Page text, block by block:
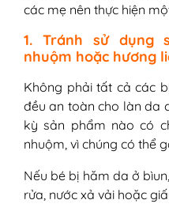
các mẹ nên thực hiện
1. Tránh sử dụng
nhuộm hoặc hương
Không phải tất cả các
đều an toàn cho làn da
kỳ sản phẩm nào có
nhuộm, vì chúng có thể
Nếu bé bị hăm da ở
rửa, nước xả vải hoặc